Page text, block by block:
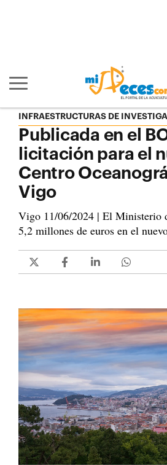
Mostrar/ocultar navegación
INFRAESTRUCTURAS DE
Publicada en el
licitación para el
Centro
Vigo
Vigo 11/06/2024 | El Ministerio
5,2 millones de euros en el